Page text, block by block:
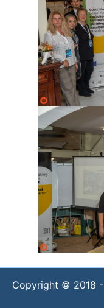
Copyright © 2018 -